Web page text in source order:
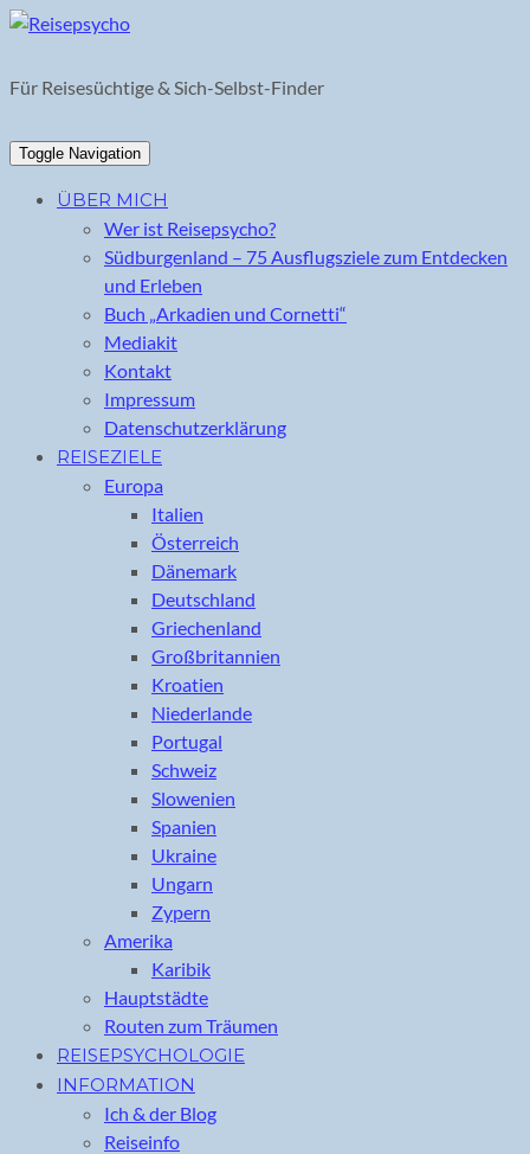
Skip
content
Für Reisesüchtige & Sich-Selbst-Finder
Toggle Navigation
ÜBER MICH
Wer ist Reisepsycho?
Südburgenland – 75 Ausflugsziele zum Entdecken
und Erleben
Buch „Arkadien und Cornetti“
Mediakit
Kontakt
Impressum
Datenschutzerklärung
REISEZIELE
Europa
Italien
Österreich
Dänemark
Deutschland
Griechenland
Großbritannien
Kroatien
Niederlande
Portugal
Schweiz
Slowenien
Spanien
Ukraine
Ungarn
Zypern
Amerika
Karibik
Hauptstädte
Routen zum Träumen
REISEPSYCHOLOGIE
INFORMATION
Ich & der Blog
Reiseinfo